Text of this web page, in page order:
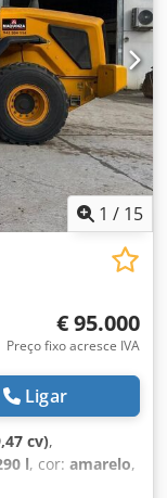
1 / 15
€ 95.000
Preço fixo acresce IVA
Ligar
cv),
l, cor: amarelo,